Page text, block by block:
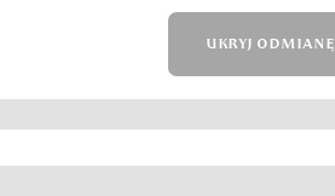
UKRYJ ODMIANĘ